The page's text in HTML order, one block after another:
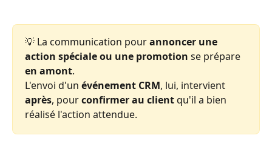
💡 La communication pour annoncer une
action spéciale ou une promotion se prépare
en amont.
L'envoi d'un événement CRM, lui, intervient
après, pour confirmer au client qu'il a bien
réalisé l'action attendue.